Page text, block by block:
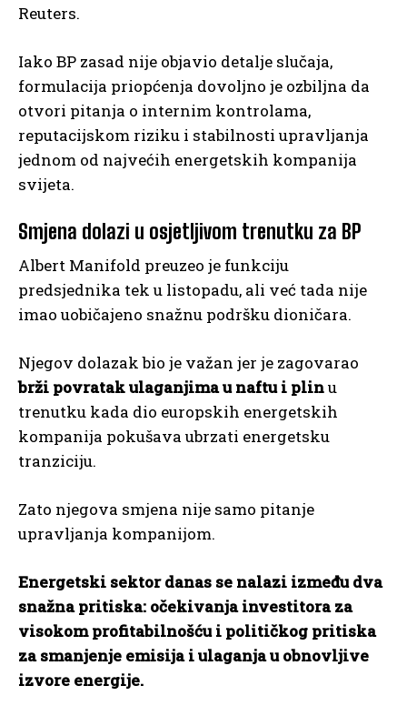
Reuters.
Iako BP zasad nije objavio detalje slučaja,
formulacija priopćenja dovoljno je ozbiljna da
otvori pitanja o internim kontrolama,
reputacijskom riziku i stabilnosti upravljanja
jednom od najvećih energetskih kompanija
svijeta.
Smjena dolazi u osjetljivom trenutku za BP
Albert Manifold preuzeo je funkciju
predsjednika tek u listopadu, ali već tada nije
imao uobičajeno snažnu podršku dioničara.
Njegov dolazak bio je važan jer je zagovarao
brži povratak ulaganjima u naftu i plinu
trenutku kada dio europskih energetskih
kompanija pokušava ubrzati energetsku
tranziciju.
Zato njegova smjena nije samo pitanje
upravljanja kompanijom.
Energetski sektor danas se nalazi između dva
snažna pritiska: očekivanja investitora za
visokom profitabilnošću i političkog pritiska
za smanjenje emisija i ulaganja u obnovljive
izvore energije.